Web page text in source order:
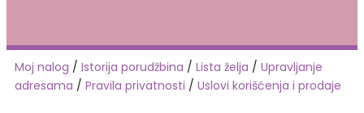
Moj nalog / Istorija porudžbina / Lista želja / Upravljanje
adresama / Pravila privatnosti / Uslovi korišćenja i prodaje